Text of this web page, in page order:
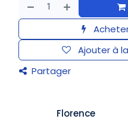
Ajouter à
Partager
​Florence